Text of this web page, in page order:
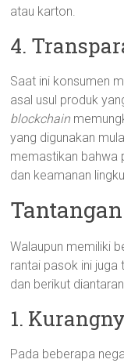
atau karton.
4.
Saat ini konsumen
asal usul produk
blockchain
yang digunakan
memastikan bahwa
dan keamanan
Walaupun memiliki
rantai pasok ini juga
dan berikut
1.
Pada beberapa